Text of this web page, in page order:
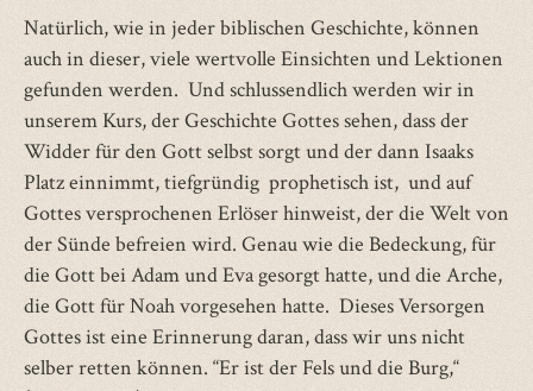
Natürlich, wie in jeder biblischen Geschichte, können
auch in dieser, viele wertvolle Einsichten und Lektionen
gefunden werden. Und schlussendlich werden wir in
unserem Kurs, der Geschichte Gottes sehen, dass der
Widder für den Gott selbst sorgt und der dann Isaaks
Platz einnimmt, tiefgründig prophetisch ist, und auf
Gottes versprochenen Erlöser hinweist, der die Welt von
der Sünde befreien wird. Genau wie die Bedeckung, für
die Gott bei Adam und Eva gesorgt hatte, und die Arche,
die Gott für Noah vorgesehen hatte. Dieses Versorgen
Gottes ist eine Erinnerung daran, dass wir uns nicht
selber retten können. “Er ist der Fels und die Burg,“